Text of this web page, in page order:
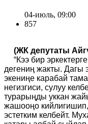
04-июль, 09:00
857
(ЖК депутаты
“Кээ бир
дегениң жакты. Дагы
экениңе карабай
негизгиси, сулуу
турарыңды уккан
жашооңо
эстетким келбейт.